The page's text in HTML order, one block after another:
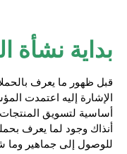
بداية نشأة
قبل ظهور ما يعرف بالحملات
الإشارة إليه اعتمدت
أساسية لتسويق المنتجات
أنذاك وجود لما يعرف
للوصول إلى جماهير وما